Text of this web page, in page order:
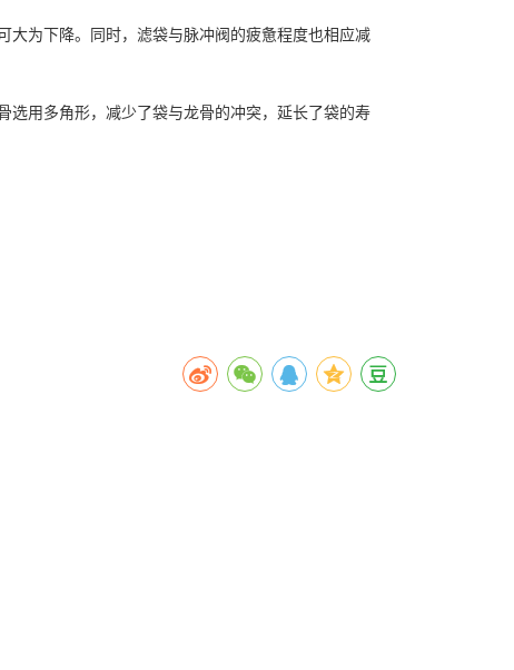
大为下降。同时，滤袋与脉冲阀的疲惫程度也相应减
选用多角形，减少了袋与龙骨的冲突，延长了袋的寿